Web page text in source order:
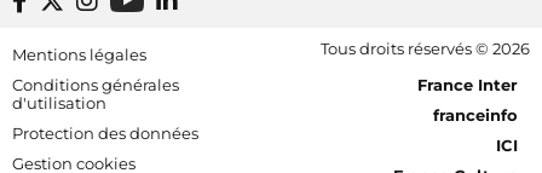
Footer bottom
Mentions légales
Conditions générales
d'utilisation
Protection des données
Gestion cookies
Tous droits réservés © 2026
[RDF] Pied de page - Mobile
France Inter
franceinfo
ICI